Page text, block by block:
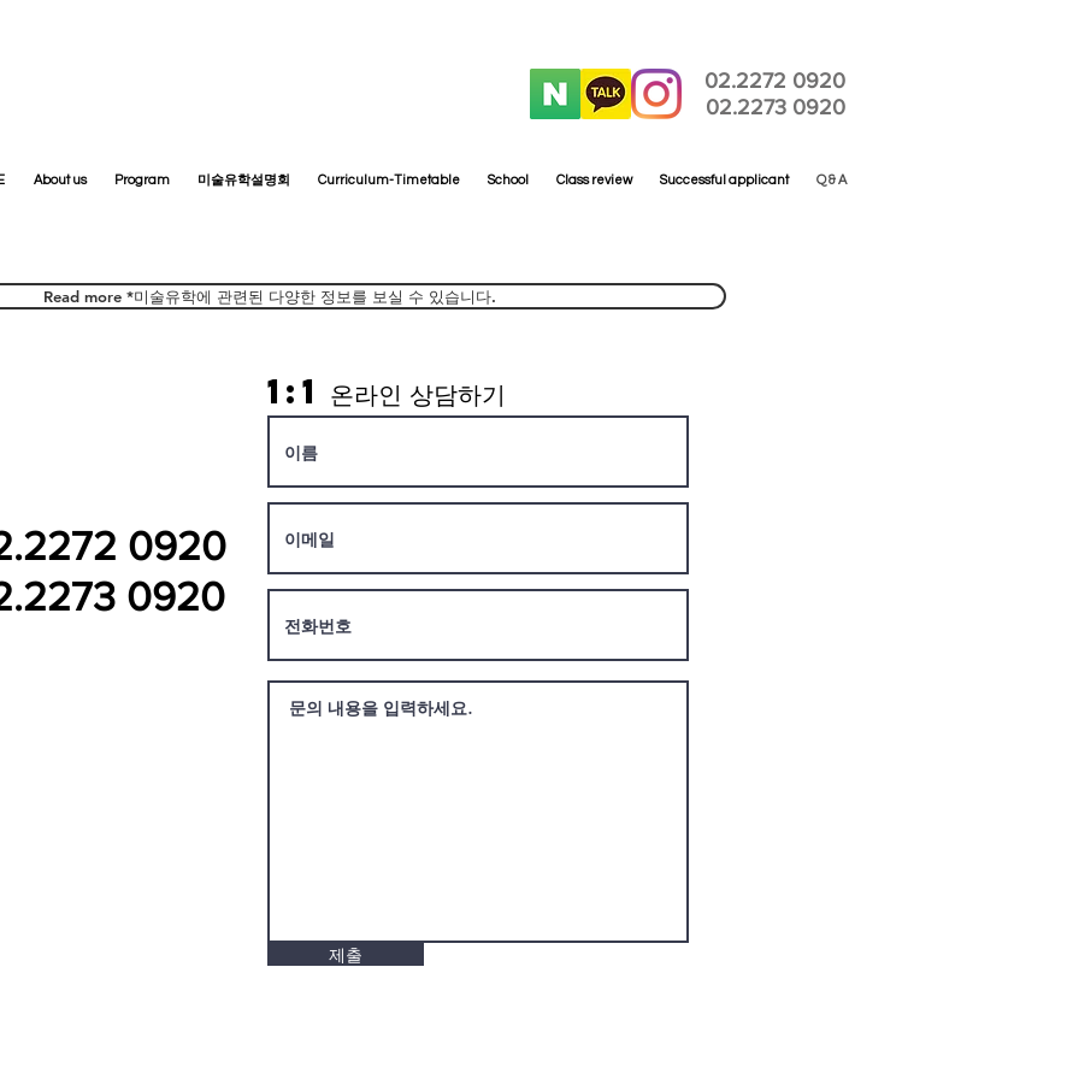
02.2272 0920
02.2273 0920
About us Program 미술유학설명회 Curriculum-Timetable School Class review Successful applicant Q & A
Read more *미술유학에 관련된 다양한 정보를 보실 수 있습니다.
1:1 온라인 상담하기
제출
0920
0920